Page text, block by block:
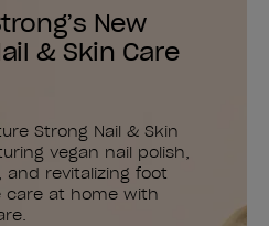
New
& Skin Care
Strong Nail & Skin
vegan nail polish,
and revitalizing foot
care at home with